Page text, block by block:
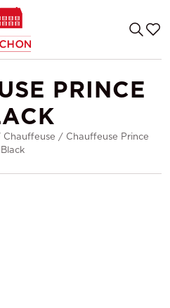
PRINCE
Chauffeuse / Chauffeuse Prince
Black